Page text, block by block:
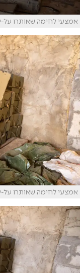
אמצעי לחימה שאותרו על-
אמצעי לחימה שאותרו על-